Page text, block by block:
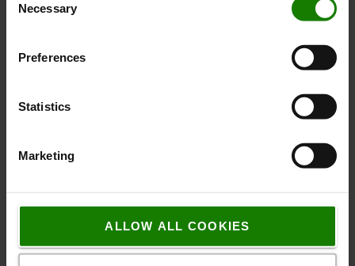
Selection
Necessary
Preferences
Statistics
Marketing
ALLOW ALL COOKIES
Fremragende udsyn hele vejen rundt
overblik over lasten og omgivelserne.